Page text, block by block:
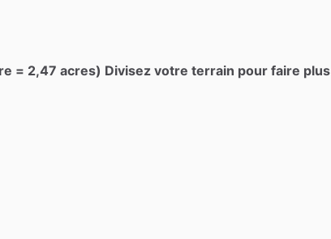
= 2,47 acres) Divisez votre terrain pour faire plus